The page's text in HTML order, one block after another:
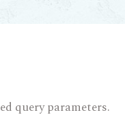
query parameters.